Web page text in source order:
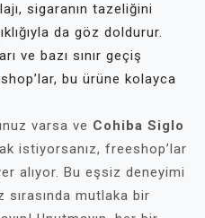
sigaranın tazeliğini
da göz doldurur.
ve bazı sınır geçiş
bu ürüne kolayca
varsa ve Cohiba Siglo
istiyorsanız, freeshop’lar
alıyor. Bu eşsiz deneyimi
sırasında mutlaka bir